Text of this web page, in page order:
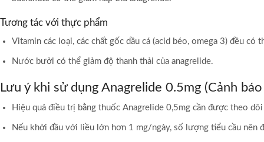
Tương tác với thực phẩm
Vitamin các loại, các chất gốc dầu cá (acid béo, omega 3) đều
Nước bưởi có thể giảm độ thanh thải của anagrelide.
Lưu ý khi sử dụng Anagrelide 0.5mg (Cảnh
Hiệu quả điều trị bằng thuốc Anagrelide 0,5mg cần được theo
Nếu khởi đầu với liều lớn hơn 1 mg/ngày, số lượng tiểu cầu nên